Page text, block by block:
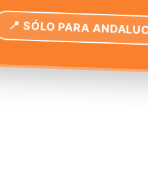
📍 SÓLO PARA